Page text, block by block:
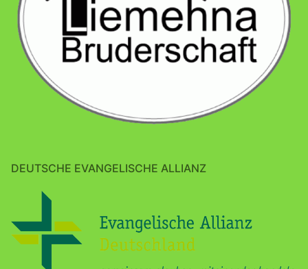
DEUTSCHE EVANGELISCHE ALLIANZ